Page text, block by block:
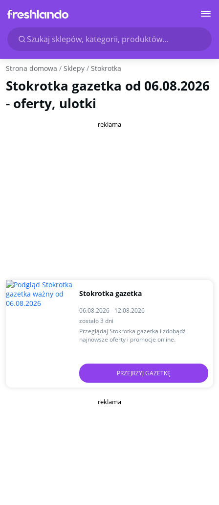
Szukaj sklepów, kategorii, produktów...
Strona domowa Sklepy Stokrotka
Stokrotka gazetka od 06.08.2026
- oferty, ulotki
reklama
Stokrotka gazetka
06.08.2026 - 12.08.2026
zostało 3 dni
Przeglądaj Stokrotka gazetka i zdobądź
najnowsze oferty i promocje online.
PRZEJRZYJ GAZETKĘ
reklama